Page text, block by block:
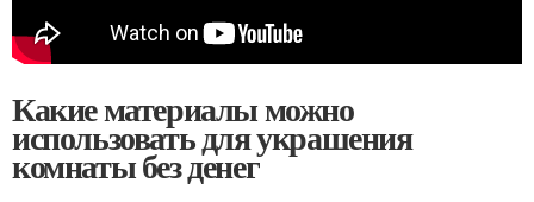
Какие материалы можно
использовать для украшения
комнаты без денег